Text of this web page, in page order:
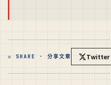
◇ SHARE · 分享文章 Twitter